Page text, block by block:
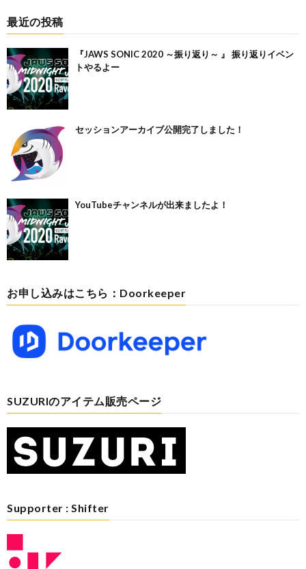
最近の投稿
『JAWS SONIC 2020 ～振り返り～ 』 振り返りイベン
トやるよー
セッションアーカイブ公開完了しました！
YouTubeチャンネルが出来ましたよ！
お申し込みはこちら：Doorkeeper
SUZURIのアイテム販売ページ
Supporter : Shifter